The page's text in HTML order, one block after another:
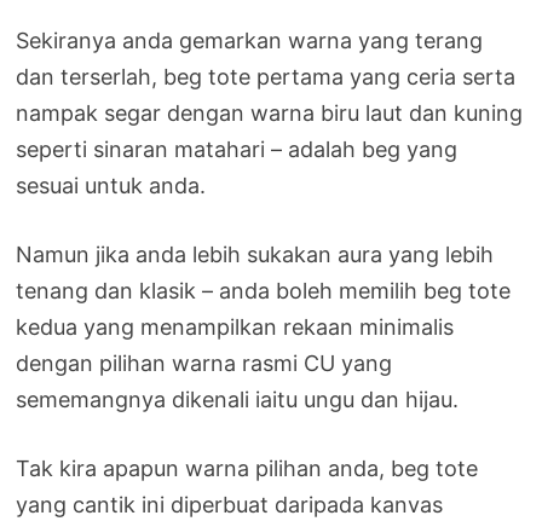
Sekiranya anda gemarkan warna yang terang
dan terserlah, beg tote pertama yang ceria serta
nampak segar dengan warna biru laut dan kuning
seperti sinaran matahari – adalah beg yang
sesuai untuk anda.
Namun jika anda lebih sukakan aura yang lebih
tenang dan klasik – anda boleh memilih beg tote
kedua yang menampilkan rekaan minimalis
dengan pilihan warna rasmi CU yang
sememangnya dikenali iaitu ungu dan hijau.
Tak kira apapun warna pilihan anda, beg tote
yang cantik ini diperbuat daripada kanvas